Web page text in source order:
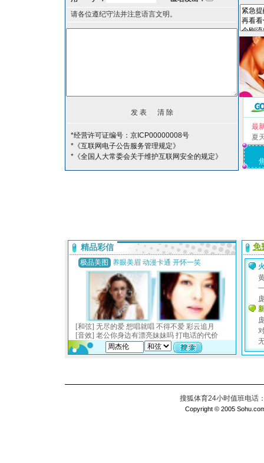
请各位遵纪守法并注意语言文明。
*经营许可证编号：京ICP00000008号
*《互联网电子公告服务管理规定》
*《全国人大常委会关于维护互联网安全的规定》
最
夏
搜狐体育24小时值班电话
Copyright © 2005